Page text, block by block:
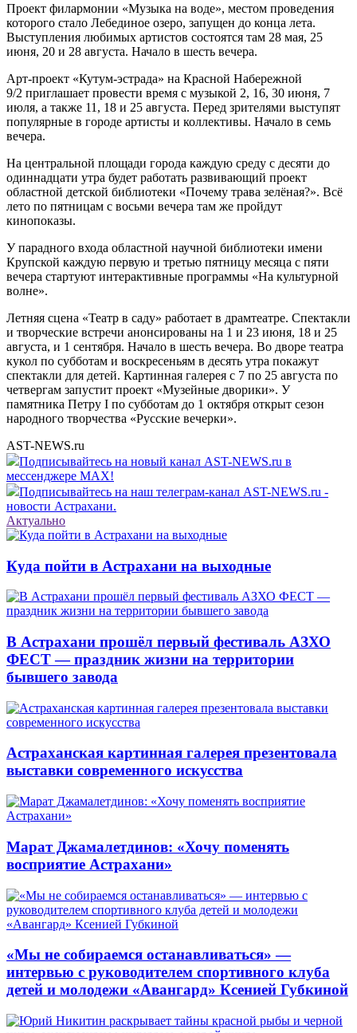
Проект филармонии «Музыка на воде», местом проведения
которого стало Лебединое озеро, запущен до конца лета.
Выступления любимых артистов состоятся там 28 мая, 25
июня, 20 и 28 августа. Начало в шесть вечера.
Арт-проект «Кутум-эстрада» на Красной Набережной
9/2 приглашает провести время с музыкой 2, 16, 30 июня, 7
июля, а также 11, 18 и 25 августа. Перед зрителями выступят
популярные в городе артисты и коллективы. Начало в семь
вечера.
На центральной площади города каждую среду с десяти до
одиннадцати утра будет работать развивающий проект
областной детской библиотеки «Почему трава зелёная?». Всё
лето по пятницам с восьми вечера там же пройдут
кинопоказы.
У парадного входа областной научной библиотеки имени
Крупской каждую первую и третью пятницу месяца с пяти
вечера стартуют интерактивные программы «На культурной
волне».
Летняя сцена «Театр в саду» работает в драмтеатре. Спектакли
и творческие встречи анонсированы на 1 и 23 июня, 18 и 25
августа, и 1 сентября. Начало в шесть вечера. Во дворе театра
кукол по субботам и воскресеньям в десять утра покажут
спектакли для детей. Картинная галерея с 7 по 25 августа по
четвергам запустит проект «Музейные дворики». У
памятника Петру I по субботам до 1 октября открыт сезон
народного творчества «Русские вечерки».
AST-NEWS.ru
Подписывайтесь на новый канал AST-NEWS.ru в
мессенджере MAX!
Подписывайтесь на наш телеграм-канал AST-NEWS.ru -
новости Астрахани.
Актуально
Куда пойти в Астрахани на выходные
В Астрахани прошёл первый фестиваль АЗХО
ФЕСТ — праздник жизни на территории
бывшего завода
Астраханская картинная галерея презентовала
выставки современного искусства
Марат Джамалетдинов: «Хочу поменять
восприятие Астрахани»
«Мы не собираемся останавливаться» —
интервью с руководителем спортивного клуба
детей и молодежи «Авангард» Ксенией Губкиной